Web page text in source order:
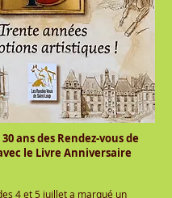
ans des Rendez-vous de
le Livre Anniversaire
4 et 5 juillet a marqué un